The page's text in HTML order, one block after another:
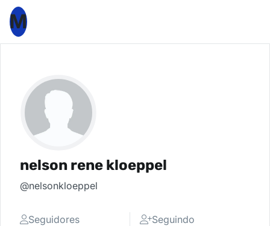
M
nelson rene kloeppel
@nelsonkloeppel
Seguidores Seguindo